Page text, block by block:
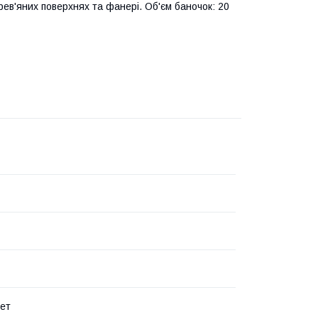
поверхнях та фанері. Об'єм баночок: 20